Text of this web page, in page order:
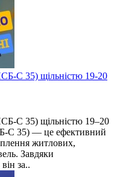
С 35) щільністю 19-20
С 35) щільністю 19–20
С 35) — це ефективний
житлових,
Завдяки
за..